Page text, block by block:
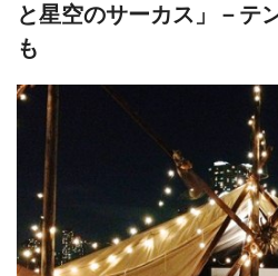
と星空のサーカス」－テ
も